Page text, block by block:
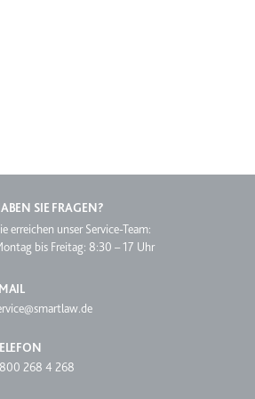
SIE FRAGEN?
erreichen unser Service-Team:
bis Freitag: 8:30 – 17 Uhr
268 4 268